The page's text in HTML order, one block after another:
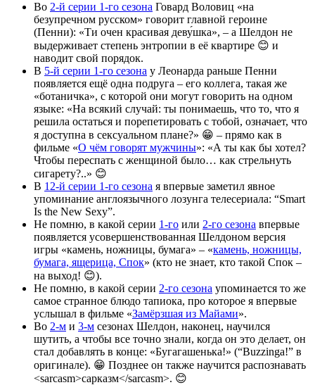
Во 2-й серии 1-го сезона Говард Воловиц «на
безупречном русском» говорит главной героине
(Пенни): «Ти очен красивая деву́шка», – а Шелдон не
выдерживает степень энтропии в её квартире 😊 и
наводит свой порядок.
В 5-й серии 1-го сезона у Леонарда раньше Пенни
появляется ещё одна подруга – его коллега, такая же
«ботаничка», с которой они могут говорить на одном
языке: «На всякий случай: ты понимаешь, что то, что я
решила остаться и порепетировать с тобой, означает, что
я доступна в сексуальном плане?» 😁 – прямо как в
фильме «О чём говорят мужчины»: «А ты как бы хотел?
Чтобы переспать с женщиной было… как стрельнуть
сигарету?..» 😊
В 12-й серии 1-го сезона я впервые заметил явное
упоминание англоязычного лозунга телесериала: “Smart
Is the New Sexy”.
Не помню, в какой серии 1-го или 2-го сезона впервые
появляется усовершенствованная Шелдоном версия
игры «камень, ножницы, бумага» – «камень, ножницы,
бумага, ящерица, Спок» (кто не знает, кто такой Спок –
на выход! 😊).
Не помню, в какой серии 2-го сезона упоминается то же
самое странное блюдо тапиока, про которое я впервые
услышал в фильме «Замёрзшая из Майами».
Во 2-м и 3-м сезонах Шелдон, наконец, научился
шутить, а чтобы все точно знали, когда он это делает, он
стал добавлять в конце: «Бугагашенька!» (“Buzzinga!” в
оригинале). 😁 Позднее он также научится распознавать
<sarcasm>сарказм</sarcasm>. 😊